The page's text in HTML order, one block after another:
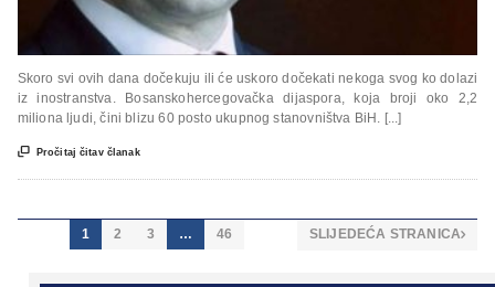
Skoro svi ovih dana dočekuju ili će uskoro dočekati nekoga svog ko dolazi
iz inostranstva. Bosanskohercegovačka dijaspora, koja broji oko 2,2
miliona ljudi, čini blizu 60 posto ukupnog stanovništva BiH. [...]
 Pročitaj čitav članak
1 2 3 … 46 SLIJEDEĆA STRANICA